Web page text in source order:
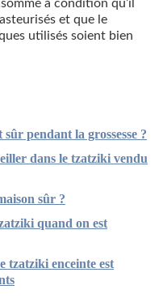
à condition qu’il
et que le
utilisés soient bien
pendant la grossesse ?
dans le tzatziki vendu
sûr ?
quand on est
tzatziki enceinte est